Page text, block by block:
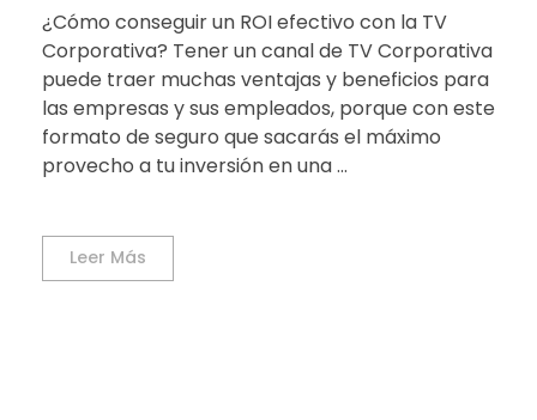
¿Cómo conseguir un ROI efectivo con la TV
Corporativa? Tener un canal de TV Corporativa
puede traer muchas ventajas y beneficios para
las empresas y sus empleados, porque con este
formato de seguro que sacarás el máximo
provecho a tu inversión en una ...
Leer Más